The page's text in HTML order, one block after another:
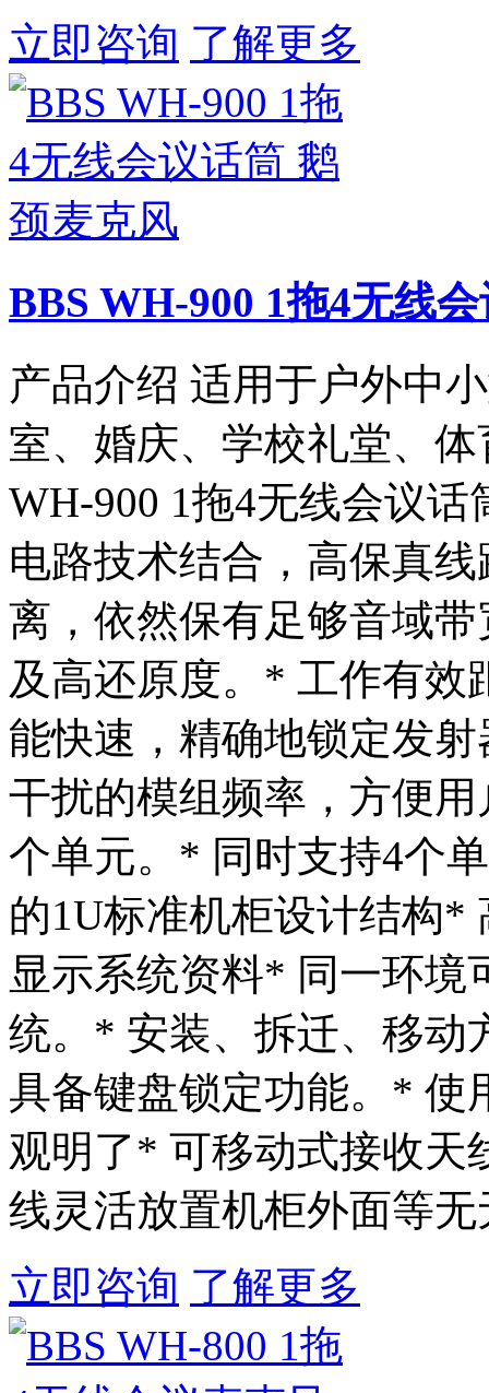
立即咨询 了解更多
BBS WH-900 1拖4无线
产品介绍 适用于户外中
室、婚庆、学校礼堂、
WH-900 1拖4无线会议
电路技术结合，高保真
离，依然保有足够音域
及高还原度。* 工作有效
能快速，精确地锁定发
干扰的模组频率，方便
个单元。* 同时支持4个
的1U标准机柜设计结构*
显示系统资料* 同一环境
统。* 安装、拆迁、移动
具备键盘锁定功能。* 使
观明了* 可移动式接收天
线灵活放置机柜外面等
立即咨询 了解更多